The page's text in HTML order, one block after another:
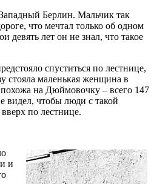
Берлин. Мальчик так
что мечтал только об одном
девять лет он не знал, что такое
спуститься по лестнице,
стояла маленькая женщина в
на Дюймовочку – всего 147
видел, чтобы люди с такой
по лестнице.
и